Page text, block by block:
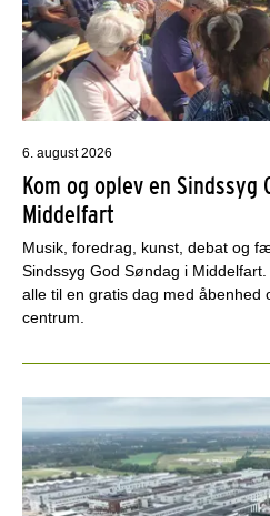
6. august 2026
Kom og oplev en Sindssyg
Middelfart
Musik, foredrag, kunst, debat og
Sindssyg God Søndag i
alle til en gratis dag med åbenhed
centrum.